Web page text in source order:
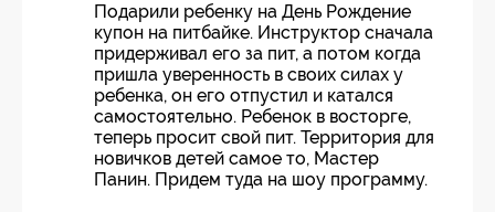
Подарили ребенку на День Рождение
купон на питбайке. Инструктор сначала
придерживал его за пит, а потом когда
пришла уверенность в своих силах у
ребенка, он его отпустил и катался
самостоятельно. Ребенок в восторге,
теперь просит свой пит. Территория для
новичков детей самое то, Мастер
Панин. Придем туда на шоу программу.